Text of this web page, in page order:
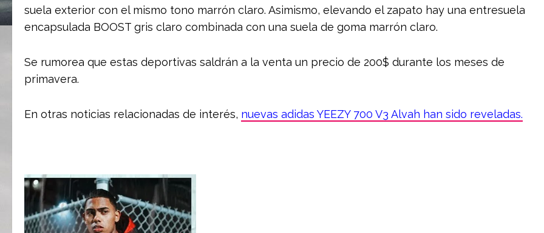
suela exterior con el mismo tono marrón claro. Asimismo, elevando el zapato hay una entresuela
encapsulada BOOST gris claro combinada con una suela de goma marrón claro.
Se rumorea que estas deportivas saldrán a la venta un precio de 200$ durante los meses de
primavera.
En otras noticias relacionadas de interés, nuevas adidas YEEZY 700 V3 Alvah han sido reveladas.